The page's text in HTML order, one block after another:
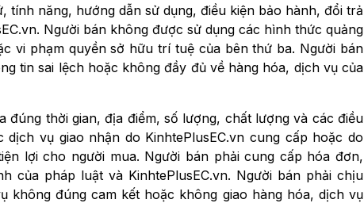
tính năng, hướng dẫn sử dụng, điều kiện bảo hành, đổi trả
Người bán không được sử dụng các hình thức quảng
vi phạm quyền sở hữu trí tuệ của bên thứ ba. Người bán
tin sai lệch hoặc không đầy đủ về hàng hóa, dịch vụ của
thời gian, địa điểm, số lượng, chất lượng và các điều
vụ giao nhận do KinhtePlusEC.vn cung cấp hoặc do
lợi cho người mua. Người bán phải cung cấp hóa đơn,
của pháp luật và KinhtePlusEC.vn. Người bán phải chịu
không đúng cam kết hoặc không giao hàng hóa, dịch vụ